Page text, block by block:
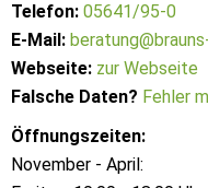
Telefon: 05641/95-0
E-Mail:
Webseite: zur Webseite
Falsche Daten? Fehler
Öffnungszeiten:
November - April: